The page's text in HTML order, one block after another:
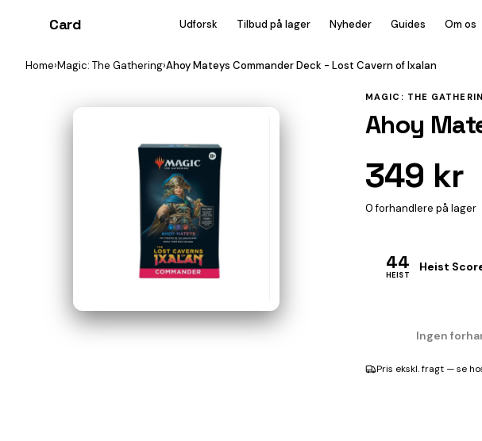
Card Udforsk Tilbud på lager Nyheder Guides Om os
Home›Magic: The Gathering›Ahoy Mateys Commander Deck - Lost Cavern of Ixalan
MAGIC: THE
Ahoy
349 kr
0 forhandlere på lager
44
HEIST
Heist
Ingen
Pris ekskl. fragt — se